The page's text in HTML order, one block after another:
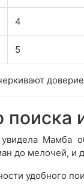
4
5
поиска
Мамба
до мелочей, и
удобного